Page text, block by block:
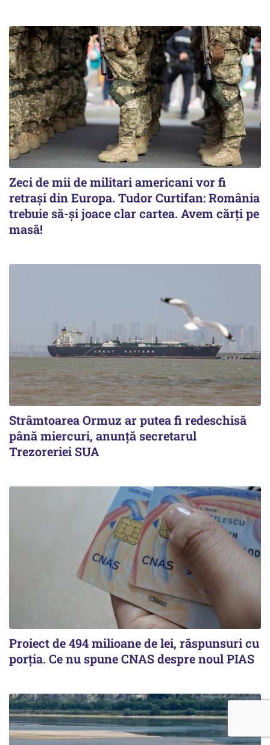
Zeci de mii de militari americani vor fi
retrași din Europa. Tudor Curtifan: România
trebuie să-și joace clar cartea. Avem cărți pe
masă!
Strâmtoarea Ormuz ar putea fi redeschisă
până miercuri, anunță secretarul
Trezoreriei SUA
Proiect de 494 milioane de lei, răspunsuri cu
porția. Ce nu spune CNAS despre noul PIAS